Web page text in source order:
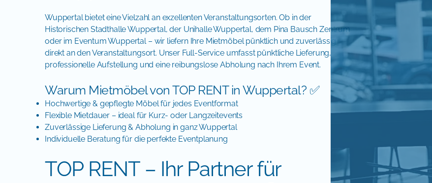
Wuppertal bietet eine Vielzahl an exzellenten Veranstaltungsorten. Ob in der
Historischen Stadthalle Wuppertal, der Unihalle Wuppertal, dem Pina Bausch Zentrum
oder im Eventum Wuppertal – wir liefern Ihre Mietmöbel pünktlich und zuverlässig
direkt an den Veranstaltungsort. Unser Full-Service umfasst pünktliche Lieferung,
professionelle Aufstellung und eine reibungslose Abholung nach Ihrem Event.
Warum Mietmöbel von TOP RENT in Wuppertal? ✅
Hochwertige & gepflegte Möbel für jedes Eventformat
Flexible Mietdauer – ideal für Kurz- oder Langzeitevents
Zuverlässige Lieferung & Abholung in ganz Wuppertal
Individuelle Beratung für die perfekte Eventplanung
TOP RENT – Ihr Partner für